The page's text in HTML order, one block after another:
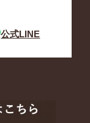
公式LINE